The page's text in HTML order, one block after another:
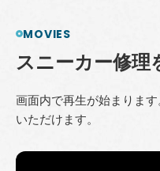
MOVIES
スニーカー修理
画面内で再生が始まりま
いただけます。